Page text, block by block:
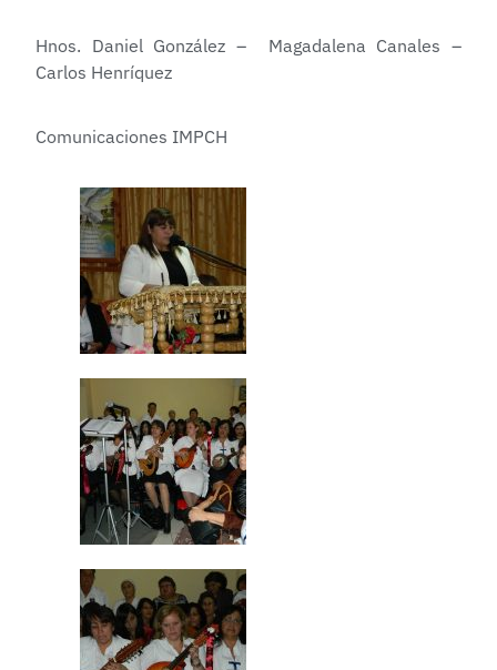
Hnos. Daniel González – Magadalena Canales –
Carlos Henríquez
Comunicaciones IMPCH